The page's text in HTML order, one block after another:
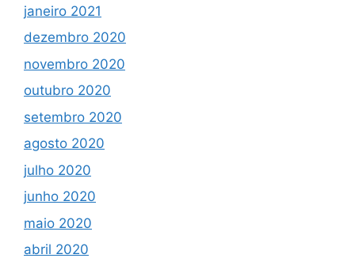
janeiro 2021
dezembro 2020
novembro 2020
outubro 2020
setembro 2020
agosto 2020
julho 2020
junho 2020
maio 2020
abril 2020